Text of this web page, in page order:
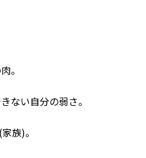
。
ない自分の弱さ。
族)。